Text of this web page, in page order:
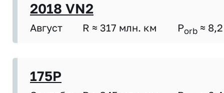
2018 VN2
Август R ≈ 317 млн. км Porb ≈ 8,2
175P